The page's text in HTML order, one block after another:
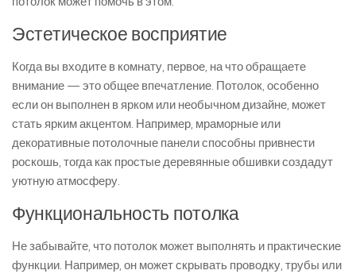
Эстетическое восприятие
Когда вы входите в комнату, первое, на что обращаете
внимание — это общее впечатление. Потолок, особенно
если он выполнен в ярком или необычном дизайне, может
стать ярким акцентом. Например, мраморные или
декоративные потолочные панели способны привнести
роскошь, тогда как простые деревянные обшивки создадут
уютную атмосферу.
Функциональность потолка
Не забывайте, что потолок может выполнять и практические
функции. Например, он может скрывать проводку, трубы или